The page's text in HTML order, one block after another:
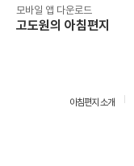
모바일 앱 다운로드
고도원의 아침편지
아침편지 소개